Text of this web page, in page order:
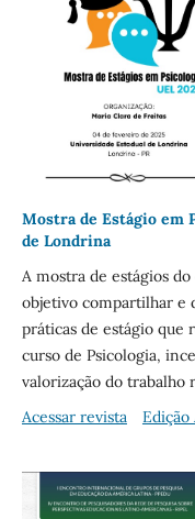
Mostra de Estágio em
de Londrina
A mostra de estágios
objetivo compartilhar e
práticas de estágio que
curso de Psicologia,
valorização do trabalho
Acessar revista
Edição